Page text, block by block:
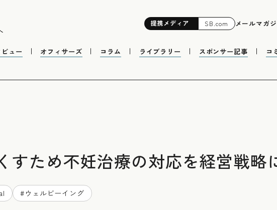
提携メディア SB.com メールマガ
ュー オフィサーズ コラム ライブラリー スポンサー記事 コ
すため不妊治療の対応を経営戦略
# ウェルビーイング